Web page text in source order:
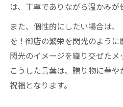
は、丁寧でありながら温かみが
また、個性的にしたい場合は
を！御店の繁栄を閃光のように
閃光のイメージを織り交ぜたメ
こうした言葉は、贈り物に華
祝福となります。